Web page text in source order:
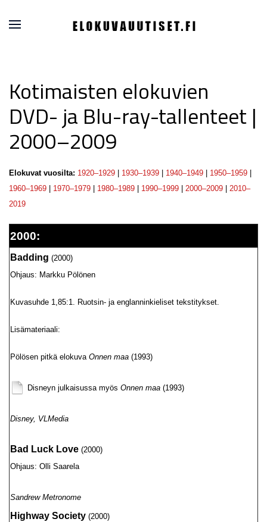
Kotimaisten elokuvien
DVD- ja Blu-ray-tallenteet |
2000–2009
Elokuvat vuosilta: 1920–1929 1930–1939 1940–1949 1950–1959
1960–1969
1970–1979 1980–1989 1990–1999 2000–2009
2010–
2019
2000:
Badding (2000)
Ohjaus: Markku Pölönen
Kuvasuhde 1,85:1. Ruotsin- ja englanninkieliset tekstitykset.
Lisämateriaali:
Pölösen pitkä elokuva Onnen maa (1993)
Disneyn julkaisussa myös Onnen maa (1993)
Disney, VLMedia
Bad Luck Love (2000)
Ohjaus: Olli Saarela
Sandrew Metronome
Highway Society (2000)